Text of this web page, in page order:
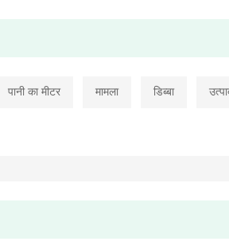
पानी का मीटर मामला डिब्बा